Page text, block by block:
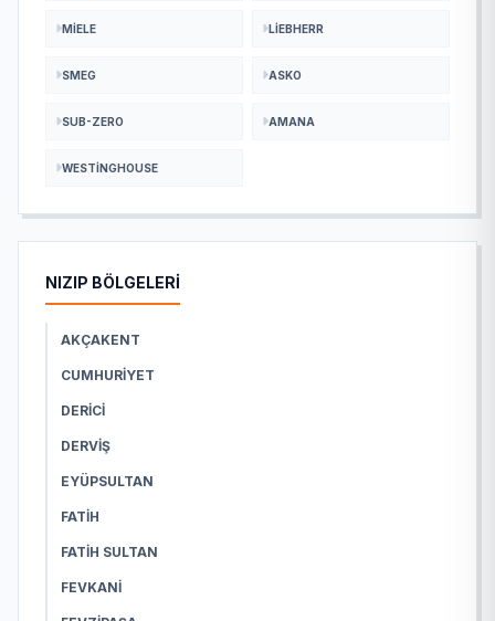
MIELE LIEBHERR
SMEG ASKO
SUB-ZERO AMANA
WESTINGHOUSE
NIZIP BÖLGELERİ
AKÇAKENT
CUMHURIYET
DERICI
DERVIŞ
EYÜPSULTAN
FATIH
FATIH SULTAN
FEVKANI